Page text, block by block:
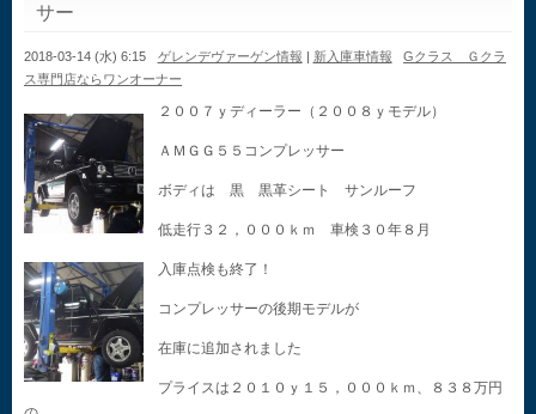
サー
2018-03-14 (水) 6:15 ゲレンデヴァーゲン情報 | 新入庫車情報
Gクラス Ｇクラ
ス専門店ならワンオーナー
２００７ｙディーラー（２００８ｙモデル）
ＡＭＧＧ５５コンプレッサー
ボディは 黒 黒革シート サンルーフ
低走行３２，０００ｋｍ 車検３０年８月
入庫点検も終了！
コンプレッサーの後期モデルが
在庫に追加されました
プライスは２０１０ｙ１５，０００ｋｍ、８３８万円